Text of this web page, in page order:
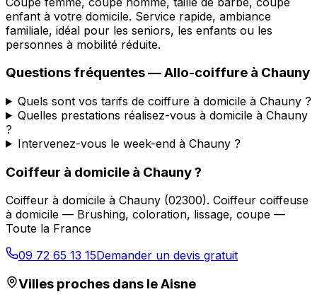
enfant à votre domicile. Service rapide, ambiance
familiale, idéal pour les seniors, les enfants ou les
personnes à mobilité réduite.
Questions fréquentes —Allo-coiffure à Chauny
Quels sont vos tarifs de coiffure à domicile à Chauny ?
Quelles prestations réalisez-vous à domicile à Chauny
?
Intervenez-vous le week-end à Chauny ?
Coiffeur à domicile à Chauny?
Coiffeur à domicile à Chauny (02300). Coiffeur coiffeuse
à domicile — Brushing, coloration, lissage, coupe —
Toute la France
09 72 65 13 15Demander un devis gratuit
Villes proches dans leAisne